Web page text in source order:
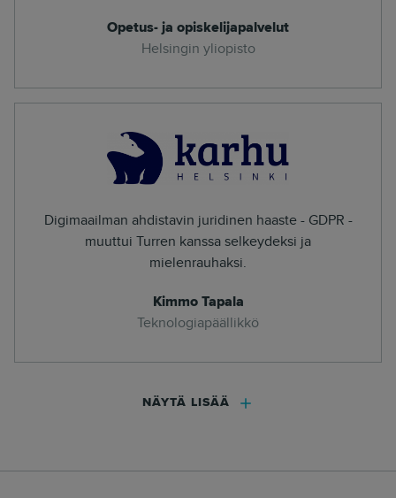
Opetus- ja opiskelijapalvelut
Helsingin yliopisto
Digimaailman ahdistavin juridinen haaste - GDPR -
muuttui Turren kanssa selkeydeksi ja
mielenrauhaksi.
Kimmo Tapala
Teknologiapäällikkö
NÄYTÄ LISÄÄ